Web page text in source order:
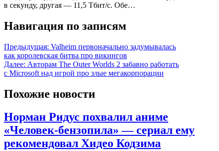
в секунду, другая — 11,5 Тбит/с. Обе…
Навигация по записям
Предыдущая: Valheim первоначально задумывалась
как королевская битва про викингов
Далее: Авторам The Outer Worlds 2 забавно работать
с Microsoft над игрой про злые мегакорпорации
Похожие новости
Норман Ридус похвалил аниме
«Человек-бензопила» — сериал ему
рекомендовал Хидео Кодзима